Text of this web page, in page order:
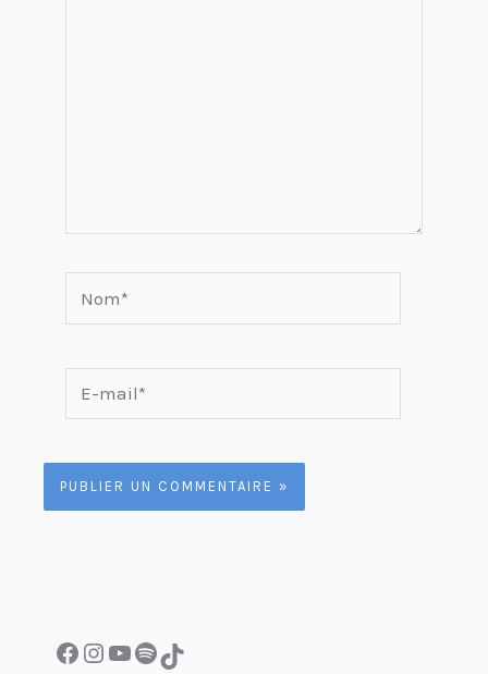
mail*
Facebook InstagramYouTube Spotify TikTok